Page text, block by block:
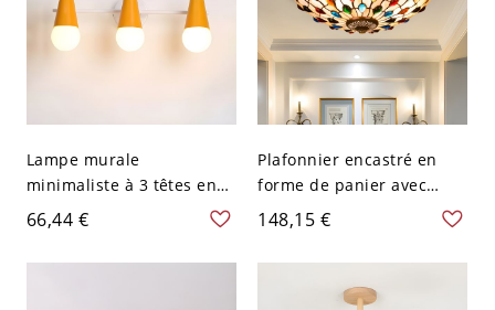
Lampe murale
minimaliste à 3 têtes en
métal pour salle de bain,
montée sur mur en cône
jaune
66,44 €
Plafonnier encastré en
forme de panier avec
verre coupé Tiffany, 3
ampoules, beige, avec
cabochons en pierres
précieuses, 16" L
148,15 €